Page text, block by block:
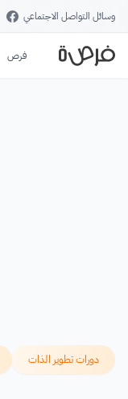
وسائل التواصل الاجتماعي
فرص
دورات تطوير الذات